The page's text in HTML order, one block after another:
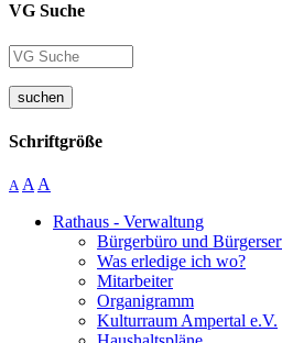
VG Suche
suchen
Schriftgröße
A A A
Rathaus - Verwaltung
Bürgerbüro und
Was erledige ich wo?
Mitarbeiter
Organigramm
Kulturraum Ampertal e.V.